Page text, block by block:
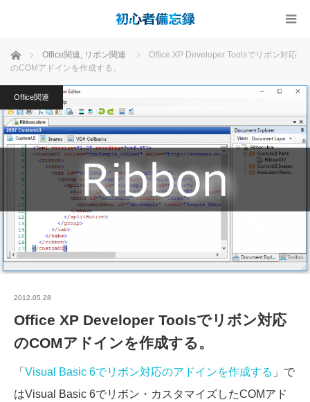
ホーム Office関連, リボン関連
Office XP Developer Toolsでリボン対応
のCOMアドインを作成する。
Office関連
2012.05.28
Office XP Developer Toolsでリボン対応
のCOMアドインを作成する。
「 Visual Basic 6でリボン対応のアドインを作成する 」で
はVisual Basic 6でリボン・カスタマイズしたCOMアド